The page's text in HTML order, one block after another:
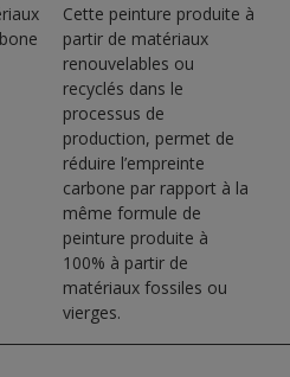
Cette peinture produite à
partir de matériaux
renouvelables ou
recyclés dans le
processus de
production, permet de
réduire l’empreinte
carbone par rapport à la
même formule de
peinture produite à
100% à partir de
matériaux fossiles ou
vierges.